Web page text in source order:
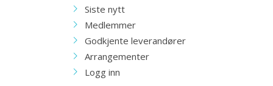
Siste nytt
Medlemmer
Godkjente leverandører
Arrangementer
Logg inn